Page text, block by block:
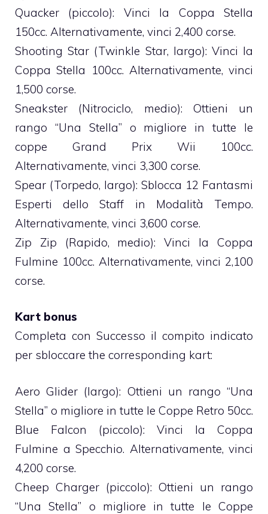
Quacker (piccolo): Vinci la Coppa Stella
150cc. Alternativamente, vinci 2,400 corse.
Shooting Star (Twinkle Star, largo): Vinci la
Coppa Stella 100cc. Alternativamente, vinci
1,500 corse.
Sneakster (Nitrociclo, medio): Ottieni un
rango “Una Stella” o migliore in tutte le
coppe Grand Prix Wii 100cc.
Alternativamente, vinci 3,300 corse.
Spear (Torpedo, largo): Sblocca 12 Fantasmi
Esperti dello Staff in Modalità Tempo.
Alternativamente, vinci 3,600 corse.
Zip Zip (Rapido, medio): Vinci la Coppa
Fulmine 100cc. Alternativamente, vinci 2,100
corse.
Kart bonus
Completa con Successo il compito indicato
per sbloccare the corresponding kart:
Aero Glider (largo): Ottieni un rango “Una
Stella” o migliore in tutte le Coppe Retro 50cc.
Blue Falcon (piccolo): Vinci la Coppa
Fulmine a Specchio. Alternativamente, vinci
4,200 corse.
Cheep Charger (piccolo): Ottieni un rango
“Una Stella” o migliore in tutte le Coppe